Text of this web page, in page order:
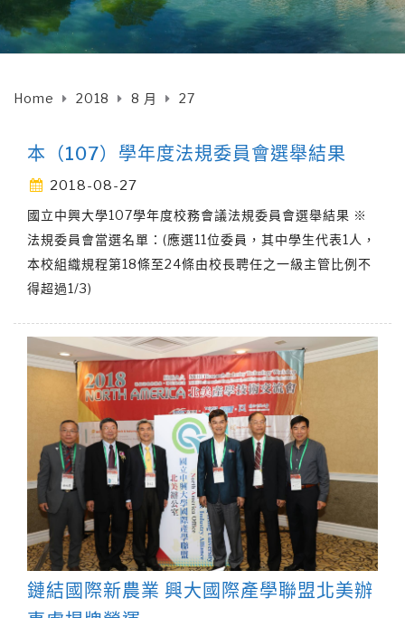
Home 2018 8 月 27
本（107）學年度法規委員會選舉結果
2018-08-27
國立中興大學107學年度校務會議法規委員會選舉結果 ※
法規委員會當選名單：(應選11位委員，其中學生代表1人，
本校組織規程第18條至24條由校長聘任之一級主管比例不
得超過1/3)
鏈結國際新農業 興大國際產學聯盟北美辦